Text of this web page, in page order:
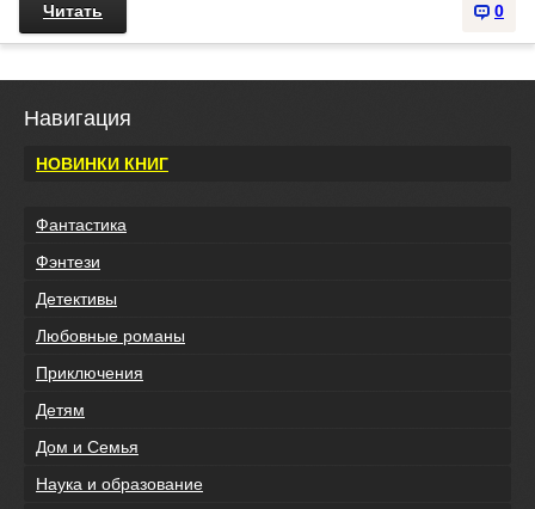
0
Читать
Навигация
НОВИНКИ КНИГ
Фантастика
Фэнтези
Детективы
Любовные романы
Приключения
Детям
Дом и Семья
Наука и образование